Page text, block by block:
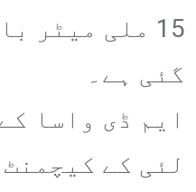
15 ملی میٹر
گئی ہے۔
ایم ڈی واسا
لئی کے